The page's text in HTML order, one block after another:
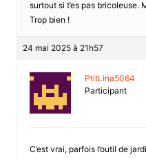
surtout si t’es pas
Trop bien !
24 mai 2025 à 21h57
PtitLina5064
Participant
C’est vrai, parfois l’outil de